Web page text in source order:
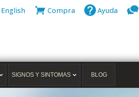
English Compra Ayuda
SIGNOS Y SINTOMAS BLOG